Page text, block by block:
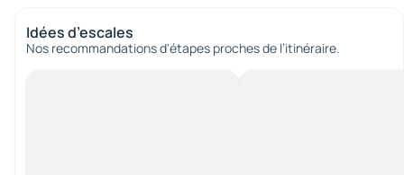
Idées d’escales
Nos recommandations d'étapes proches de l’itinéraire.